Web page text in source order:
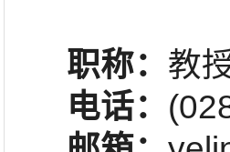
职称： 教
电话：